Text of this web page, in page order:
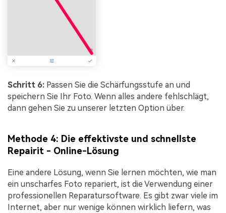
Schritt 6: Passen Sie die Schärfungsstufe an und
speichern Sie Ihr Foto. Wenn alles andere fehlschlägt,
dann gehen Sie zu unserer letzten Option über.
Methode 4: Die effektivste und schnellste
Repairit - Online-Lösung
Eine andere Lösung, wenn Sie lernen möchten, wie man
ein unscharfes Foto repariert, ist die Verwendung einer
professionellen Reparatursoftware. Es gibt zwar viele im
Internet, aber nur wenige können wirklich liefern, was